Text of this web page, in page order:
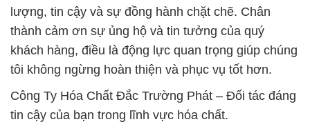
lượng, tin cậy và sự đồng hành chặt chẽ. Chân
thành cảm ơn sự ủng hộ và tin tưởng của quý
khách hàng, điều là động lực quan trọng giúp chúng
tôi không ngừng hoàn thiện và phục vụ tốt hơn.
Công Ty Hóa Chất Đắc Trường Phát – Đối tác đáng
tin cậy của bạn trong lĩnh vực hóa chất.